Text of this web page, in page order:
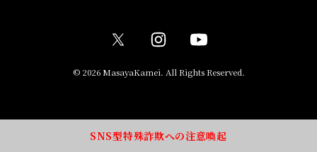
© 2026 MasayaKamei. All Rights Reserved.
SNS型特殊詐欺への注意喚起